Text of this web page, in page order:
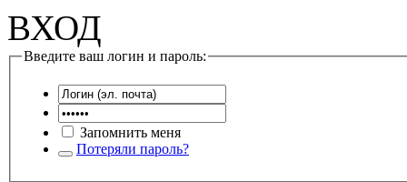
ВХОД
Введите ваш логин и пароль:
Запомнить меня
Потеряли пароль?